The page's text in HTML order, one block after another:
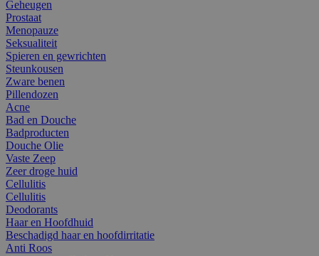
Geheugen
Prostaat
Menopauze
Seksualiteit
Spieren en gewrichten
Steunkousen
Zware benen
Pillendozen
Acne
Bad en Douche
Badproducten
Douche Olie
Vaste Zeep
Zeer droge huid
Cellulitis
Cellulitis
Deodorants
Haar en Hoofdhuid
Beschadigd haar en hoofdirritatie
Anti Roos